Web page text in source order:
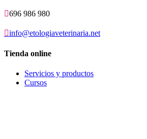
696 986 980
info@etologiaveterinaria.net
Tienda online
Servicios y productos
Cursos